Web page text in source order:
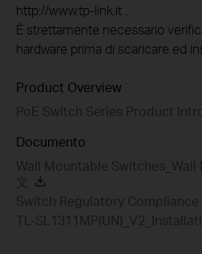
http://www.tp-link.it .
È strettamente necessario
hardware prima di scaricare ed
Product Overview
PoE Switch Series Product
Documento
Wall Mountable Switches_Wall
文
Switch Regulatory Compliance
TL-